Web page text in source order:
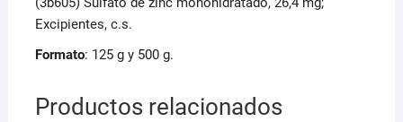
Excipientes, c.s.
Formato: 125 g y 500 g.
Productos relacionados